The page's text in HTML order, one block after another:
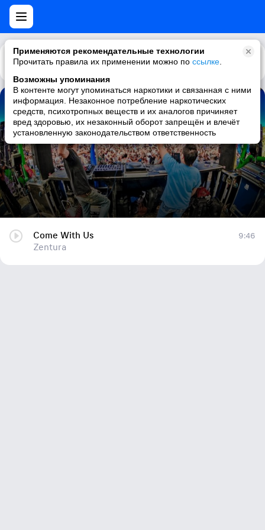
Применяются рекомендательные технологии
Прочитать правила их применении можно по ссылке
Возможны упоминания
В контенте могут упоминаться наркотики и связанная с ними
информация. Незаконное потребление наркотических
средств, психотропных веществ и их аналогов причиняет
вред здоровью, их незаконный оборот запрещён и влечёт
установленную законодательством ответственность
Каталог Рекомендации
Come With Us
Zentura
Come With Us
Zentura
9:46